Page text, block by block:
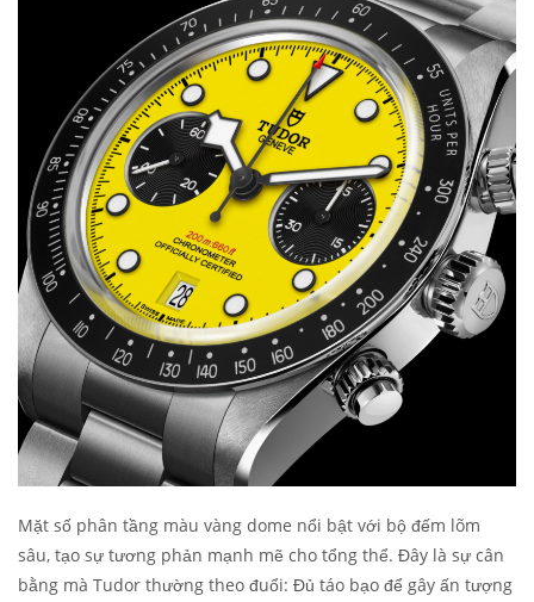
Mặt số phân tầng màu vàng dome nổi bật với bộ đếm lõm
sâu, tạo sự tương phản mạnh mẽ cho tổng thể. Đây là sự cân
bằng mà Tudor thường theo đuổi: Đủ táo bạo để gây ấn tượng